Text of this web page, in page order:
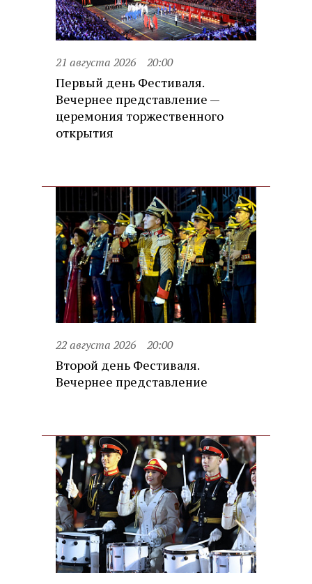
21 августа 2026 20:00
Первый день Фестиваля.
Вечернее представление —
церемония торжественного
открытия
22 августа 2026 20:00
Второй день Фестиваля.
Вечернее представление